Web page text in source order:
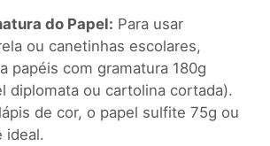
do Papel: Para usar
ou canetinhas escolares,
papéis com gramatura 180g
diplomata ou cartolina cortada).
de cor, o papel sulfite 75g ou
ideal.